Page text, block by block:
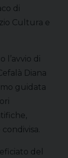
di
Cultura e
l’avvio di
Diana
guidata
del